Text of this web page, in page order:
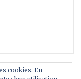
cookies. En